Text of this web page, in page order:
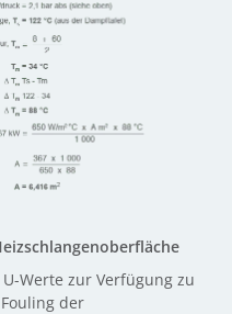
Werte zur Verfügung zu
der